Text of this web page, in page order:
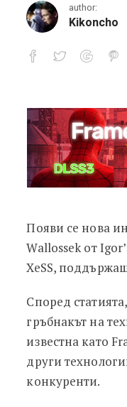
author:
Kikoncho
NVIDIA
Появи се нова
Wallossek от
XeSS,
Според
гръбнакът на
известна като
други
конкуренти.